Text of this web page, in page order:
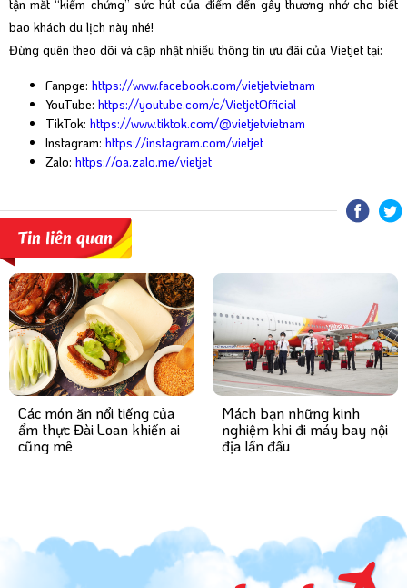
tận mắt “kiểm chứng” sức hút của điểm đến gây thương nhớ cho biết
bao khách du lịch này nhé!
Đừng quên theo dõi và cập nhật nhiều thông tin ưu đãi của Vietjet tại:
Fanpge: https://www.facebook.com/vietjetvietnam
YouTube: https://youtube.com/c/VietjetOfficial
TikTok: https://www.tiktok.com/@vietjetvietnam
Instagram: https://instagram.com/vietjet
Zalo: https://oa.zalo.me/vietjet
Tin liên quan
Các món ăn nổi tiếng của
ẩm thực Đài Loan khiến ai
cũng mê
Mách bạn những kinh
nghiệm khi đi máy bay nội
địa lần đầu